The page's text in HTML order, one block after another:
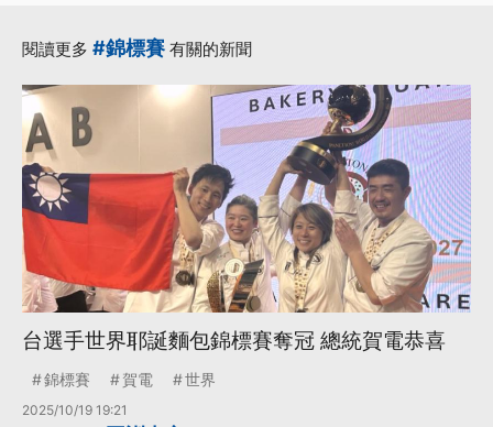
閱讀更多 #錦標賽 有關的新聞
台選手世界耶誕麵包錦標賽奪冠 總統賀電恭喜
錦標賽 賀電 世界
2025/10/19 19:21